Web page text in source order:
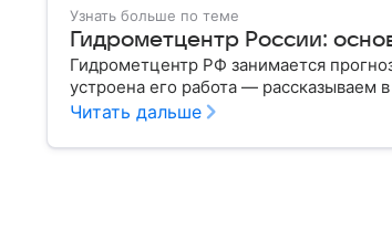
Узнать больше по теме
Гидрометцентр России:
Гидрометцентр РФ занимается
устроена его работа — рассказываем в
Читать дальше